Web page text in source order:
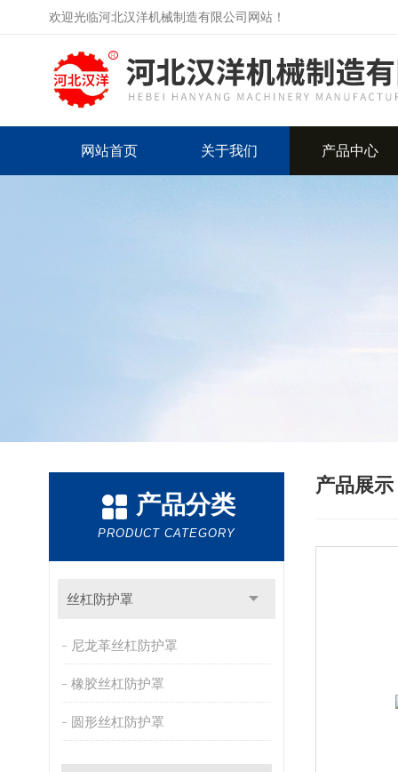
欢迎光临河北汉洋机械制造有限公司网站！
网站首页 关于我们 产品中心
产品分类
PRODUCT CATEGORY
丝杠防护罩
尼龙革丝杠防护罩
橡胶丝杠防护罩
圆形丝杠防护罩
产品展示